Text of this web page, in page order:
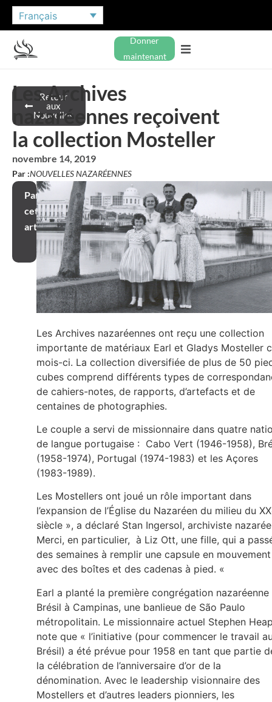
Français
Donner
maintenant
Retour
aux
Nouvelles
Les Archives
nazaréennes reçoivent
la collection Mosteller
novembre 14, 2019
Par :NOUVELLES NAZARÉENNES
Partager
cet
article
Les Archives nazaréennes ont reçu une collection
importante de matériaux Earl et Gladys Mosteller
mois-ci. La collection diversifiée de plus de 50
cubes comprend différents types de
de cahiers-notes, de rapports, d’artefacts et de
centaines de photographies.
Le couple a servi de missionnaire dans quatre
de langue portugaise : Cabo Vert (1946-1958),
(1958-1974), Portugal (1974-1983) et les Açores
(1983-1989).
Les Mostellers ont joué un rôle important dans
l’expansion de l’Église du Nazaréen du milieu du
siècle », a déclaré Stan Ingersol, archiviste
Merci, en particulier, à Liz Ott, une fille, qui a
des semaines à remplir une capsule en mouvement
avec des boîtes et des cadenas à pied. «
Earl a planté la première congrégation nazaréenne
Brésil à Campinas, une banlieue de São Paulo
métropolitain. Le missionnaire actuel Stephen
note que « l’initiative (pour commencer le travail
Brésil) a été prévue pour 1958 en tant que partie
la célébration de l’anniversaire d’or de la
dénomination. Avec le leadership visionnaire des
Mostellers et d’autres leaders pionniers, les